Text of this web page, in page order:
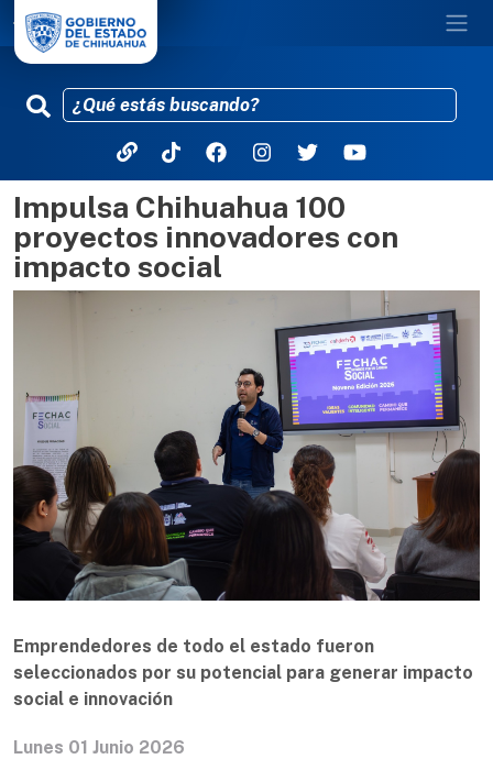
Pasar al contenido principal
Impulsa Chihuahua 100
proyectos innovadores con
impacto social
Emprendedores de todo el estado fueron
seleccionados por su potencial para generar impacto
social e innovación
Lunes 01 Junio 2026